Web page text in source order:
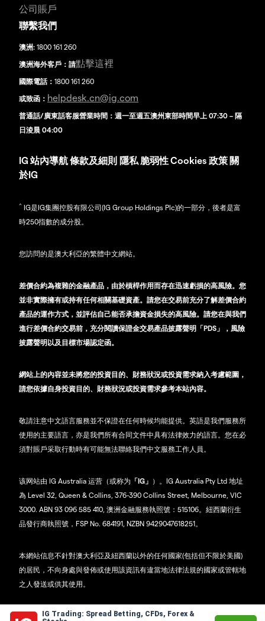
IG Trading: Spread Betting, CFDs, Forex &
公司賬戶
聯繫我們
澳洲: 1800 161 260
澳洲海外客戶：請點擊這裡
國際電話： 1800 161 260
或致函： helpdesk.cn@ig.com
普通話/廣東話客服營業時間：週一至週五澳州東部時間早上 07:30 – 隔
日淩晨 04:00
IG 站內導航條款及細則 隱私 脆弱性Cookies 政策 關
於IG
^ IG是IG集團控股有限公司(IG Group Holdings Plc)的一部分，後者是富
時250指數的成分股。
您訪問的是澳大利亞的繁體中文網站。
差價合約為複雜的金融產品，由於槓桿作用而存在迅速虧損的高風險。您
並非實際擁有或持有任何相關基礎資產。請您在交易前充分了解差價合約
產品的運作方式，並評估自己能否承擔資金損失的高風險。請您在與我們
進行差價合約交易前，充分閱讀保證金交易產品披露聲明「PDS」，風險
披露聲明以及目標市場認定函。
網站上的內容並未將您的投資目的、財務狀況或投資需求納入考慮範圍，
請您依據自身投資目的、財務狀況或投資需求參考本站內容。
敬請注意中文語言服務並不保證在任何時候均能提供。英語是我們服務所
使用的主要語言，亦是我們所有合同文件中具有法律效力的語言。您在必
須對賬戶采取行動時有可能無法聯絡我們中文服務工作人員。
该网站由 IG Australia 运营（或称为 「IG」 ）。IG Australia Pty Ltd 地址
為 Level 32, Queen & Collins, 376-390 Collins Street, Melbourne, VIC
3000. ABN 93 096 585 410, 澳洲金融服務執照號：515106。紐西蘭衍生
品發行商執照號，FSP No. 684191, NZBN 9429047618251。
本網站信息不針對澳大利亞及紐西蘭以外的任何國家(包括但不限於美國)
的居民，不向身處與發佈或使用該資訊有違當地法律法規的國家或管轄地
之人發送或供其使用。